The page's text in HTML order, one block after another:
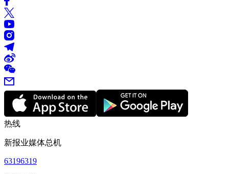
热线
新报业媒体总机
63196319